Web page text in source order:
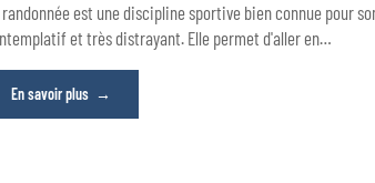
randonnée est une discipline sportive bien connue pour
et très distrayant. Elle permet d'aller en…
En savoir plus